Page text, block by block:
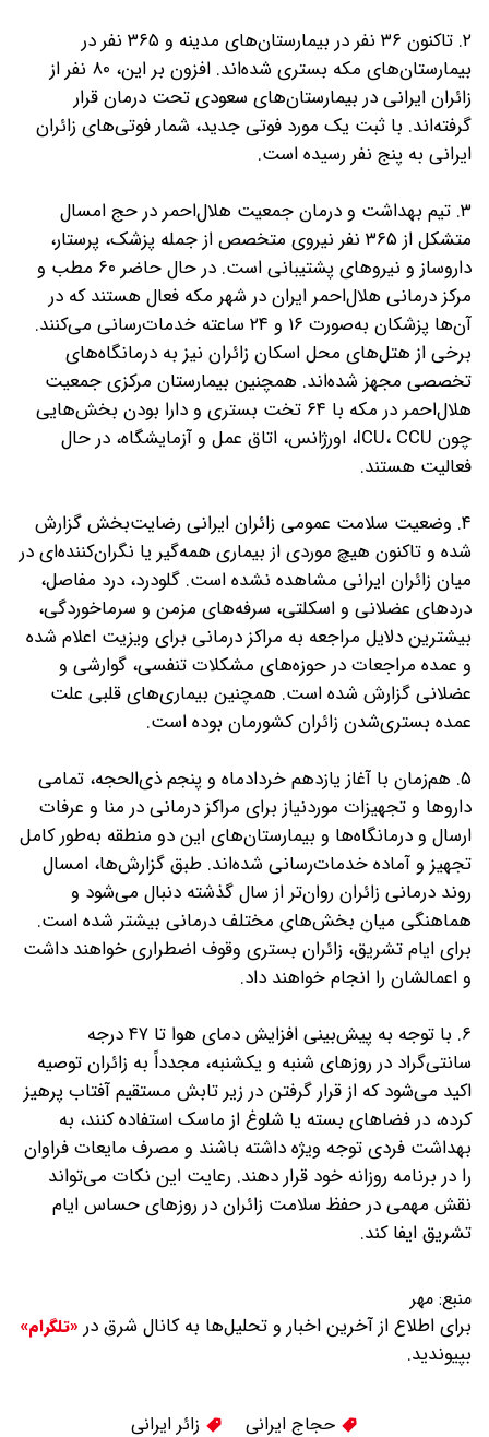
۲. تاکنون ۳۶ نفر در بیمارستان‌های مدینه و ۳۶۵ نفر در
بیمارستان‌های مکه بستری شده‌اند. افزون بر این، ۸۰ نفر از
زائران ایرانی در بیمارستان‌های سعودی تحت درمان قرار
گرفته‌اند. با ثبت یک مورد فوتی جدید، شمار فوتی‌های زائران
ایرانی به پنج نفر رسیده است.
۳. تیم بهداشت و درمان جمعیت هلال‌احمر در حج امسال
متشکل از ۳۶۵ نفر نیروی متخصص از جمله پزشک، پرستار،
داروساز و نیروهای پشتیبانی است. در حال حاضر ۶۰ مطب و
مرکز درمانی هلال‌احمر ایران در شهر مکه فعال هستند که در
آن‌ها پزشکان به‌صورت ۱۶ و ۲۴ ساعته خدمات‌رسانی می‌کنند.
برخی از هتل‌های محل اسکان زائران نیز به درمانگاه‌های
تخصصی مجهز شده‌اند. همچنین بیمارستان مرکزی جمعیت
هلال‌احمر در مکه با ۶۴ تخت بستری و دارا بودن بخش‌هایی
چون ICU، CCU، اورژانس، اتاق عمل و آزمایشگاه، در حال
فعالیت هستند.
۴. وضعیت سلامت عمومی زائران ایرانی رضایت‌بخش گزارش
شده و تاکنون هیچ موردی از بیماری همه‌گیر یا نگران‌کننده‌ای در
میان زائران ایرانی مشاهده نشده است. گلودرد، درد مفاصل،
دردهای عضلانی و اسکلتی، سرفه‌های مزمن و سرماخوردگی،
بیشترین دلایل مراجعه به مراکز درمانی برای ویزیت اعلام شده
و عمده مراجعات در حوزه‌های مشکلات تنفسی، گوارشی و
عضلانی گزارش شده است. همچنین بیماری‌های قلبی علت
عمده بستری‌شدن زائران کشورمان بوده است.
۵. هم‌زمان با آغاز یازدهم خردادماه و پنجم ذی‌الحجه، تمامی
داروها و تجهیزات موردنیاز برای مراکز درمانی در منا و عرفات
ارسال و درمانگاه‌ها و بیمارستان‌های این دو منطقه به‌طور کامل
تجهیز و آماده خدمات‌رسانی شده‌اند. طبق گزارش‌ها، امسال
روند درمانی زائران روان‌تر از سال گذشته دنبال می‌شود و
هماهنگی میان بخش‌های مختلف درمانی بیشتر شده است.
برای ایام تشریق، زائران بستری وقوف اضطراری خواهند داشت
و اعمالشان را انجام خواهند داد.
۶. با توجه به پیش‌بینی افزایش دمای هوا تا ۴۷ درجه
سانتی‌گراد در روزهای شنبه و یکشنبه، مجدداً به زائران توصیه
اکید می‌شود که از قرار گرفتن در زیر تابش مستقیم آفتاب پرهیز
کرده، در فضاهای بسته یا شلوغ از ماسک استفاده کنند، به
بهداشت فردی توجه ویژه داشته باشند و مصرف مایعات فراوان
را در برنامه روزانه خود قرار دهند. رعایت این نکات می‌تواند
نقش مهمی در حفظ سلامت زائران در روزهای حساس ایام
تشریق ایفا کند.
منبع: مهر
برای اطلاع از آخرین اخبار و تحلیل‌ها به کانال شرق در «تلگرام»
بپیوندید.
حجاج ایرانی زائر ایرانی